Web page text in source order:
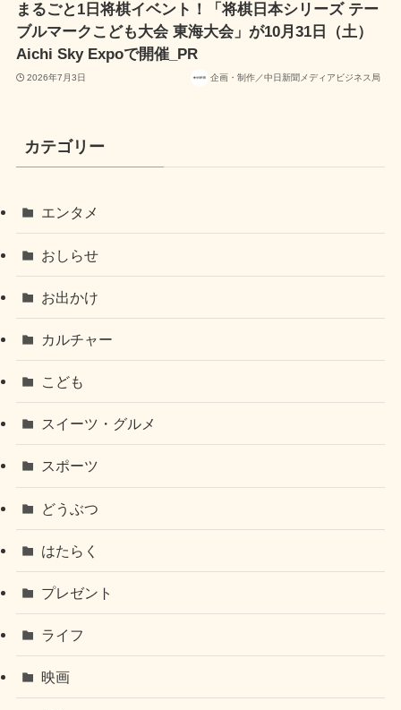
まるごと1日将棋イベント！「将棋日本シリーズ テー
ブルマークこども大会 東海大会」が10月31日（土）
Aichi Sky Expoで開催_PR
2026年7月3日 企画・制作／中日新聞メディアビジネス局
カテゴリー
エンタメ
おしらせ
お出かけ
カルチャー
こども
スイーツ・グルメ
スポーツ
どうぶつ
はたらく
プレゼント
ライフ
映画